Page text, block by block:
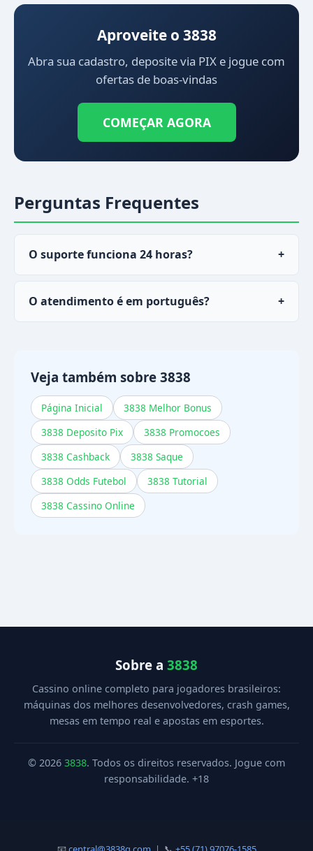
Aproveite o 3838
Abra sua cadastro, deposite via PIX e jogue com
ofertas de boas-vindas
COMEÇAR AGORA
Perguntas Frequentes
O suporte funciona 24 horas?
+
24 horas por dia, 7 dias por semana.
O atendimento é em português?
+
Veja também sobre 3838
Página Inicial
3838 Melhor Bonus
3838 Deposito Pix
3838 Promocoes
3838 Cashback
3838 Saque
3838 Odds Futebol
3838 Tutorial
3838 Cassino Online
Sobre a 3838
Cassino online completo para jogadores brasileiros:
máquinas dos melhores desenvolvedores, crash games,
mesas em tempo real e apostas em esportes.
© 2026 3838. Todos os direitos reservados. Jogue com
responsabilidade. +18